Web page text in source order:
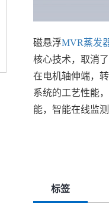
磁悬浮MVR蒸发
核心技术，取消
在电机轴伸端，
系统的工艺性能
能，智能在线监
标签